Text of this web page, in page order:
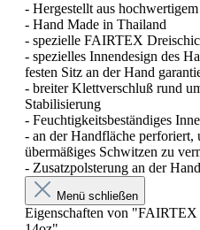
- Hergestellt aus
- Hand Made in Thailand
- spezielle FAIRTEX
- spezielles Innendesign des
festen Sitz an der Hand
- breiter Klettverschluß rund
Stabilisierung
- Feuchtigkeitsbeständiges
- an der Handfläche perforiert,
übermäßiges Schwitzen zu
- Zusatzpolsterung an der
Menü schließen
Eigenschaften von